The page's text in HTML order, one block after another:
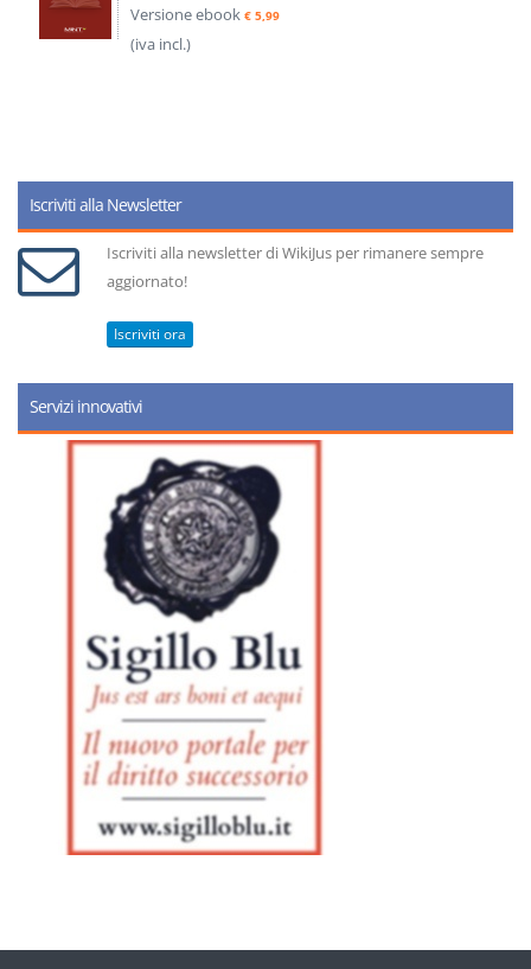
220/2012
S. D'Andrea – D.
Iscriviti alla Newsletter
Iscriviti alla newsletter di WikiJus per rimanere sempre
aggiornato!
Iscriviti ora
Servizi innovativi